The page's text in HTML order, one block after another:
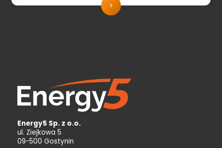
Energy5 Sp. z o.o.
ul. Ziejkowa 5
09-500 Gostynin